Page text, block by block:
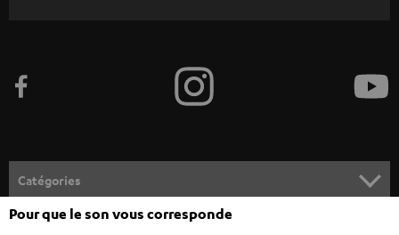
z
o
u
s
Catégories
HOME CINEMA
Pour que le son vous corresponde